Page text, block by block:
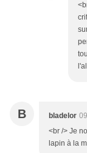
B bladelor
<br /> Je
lapin à la